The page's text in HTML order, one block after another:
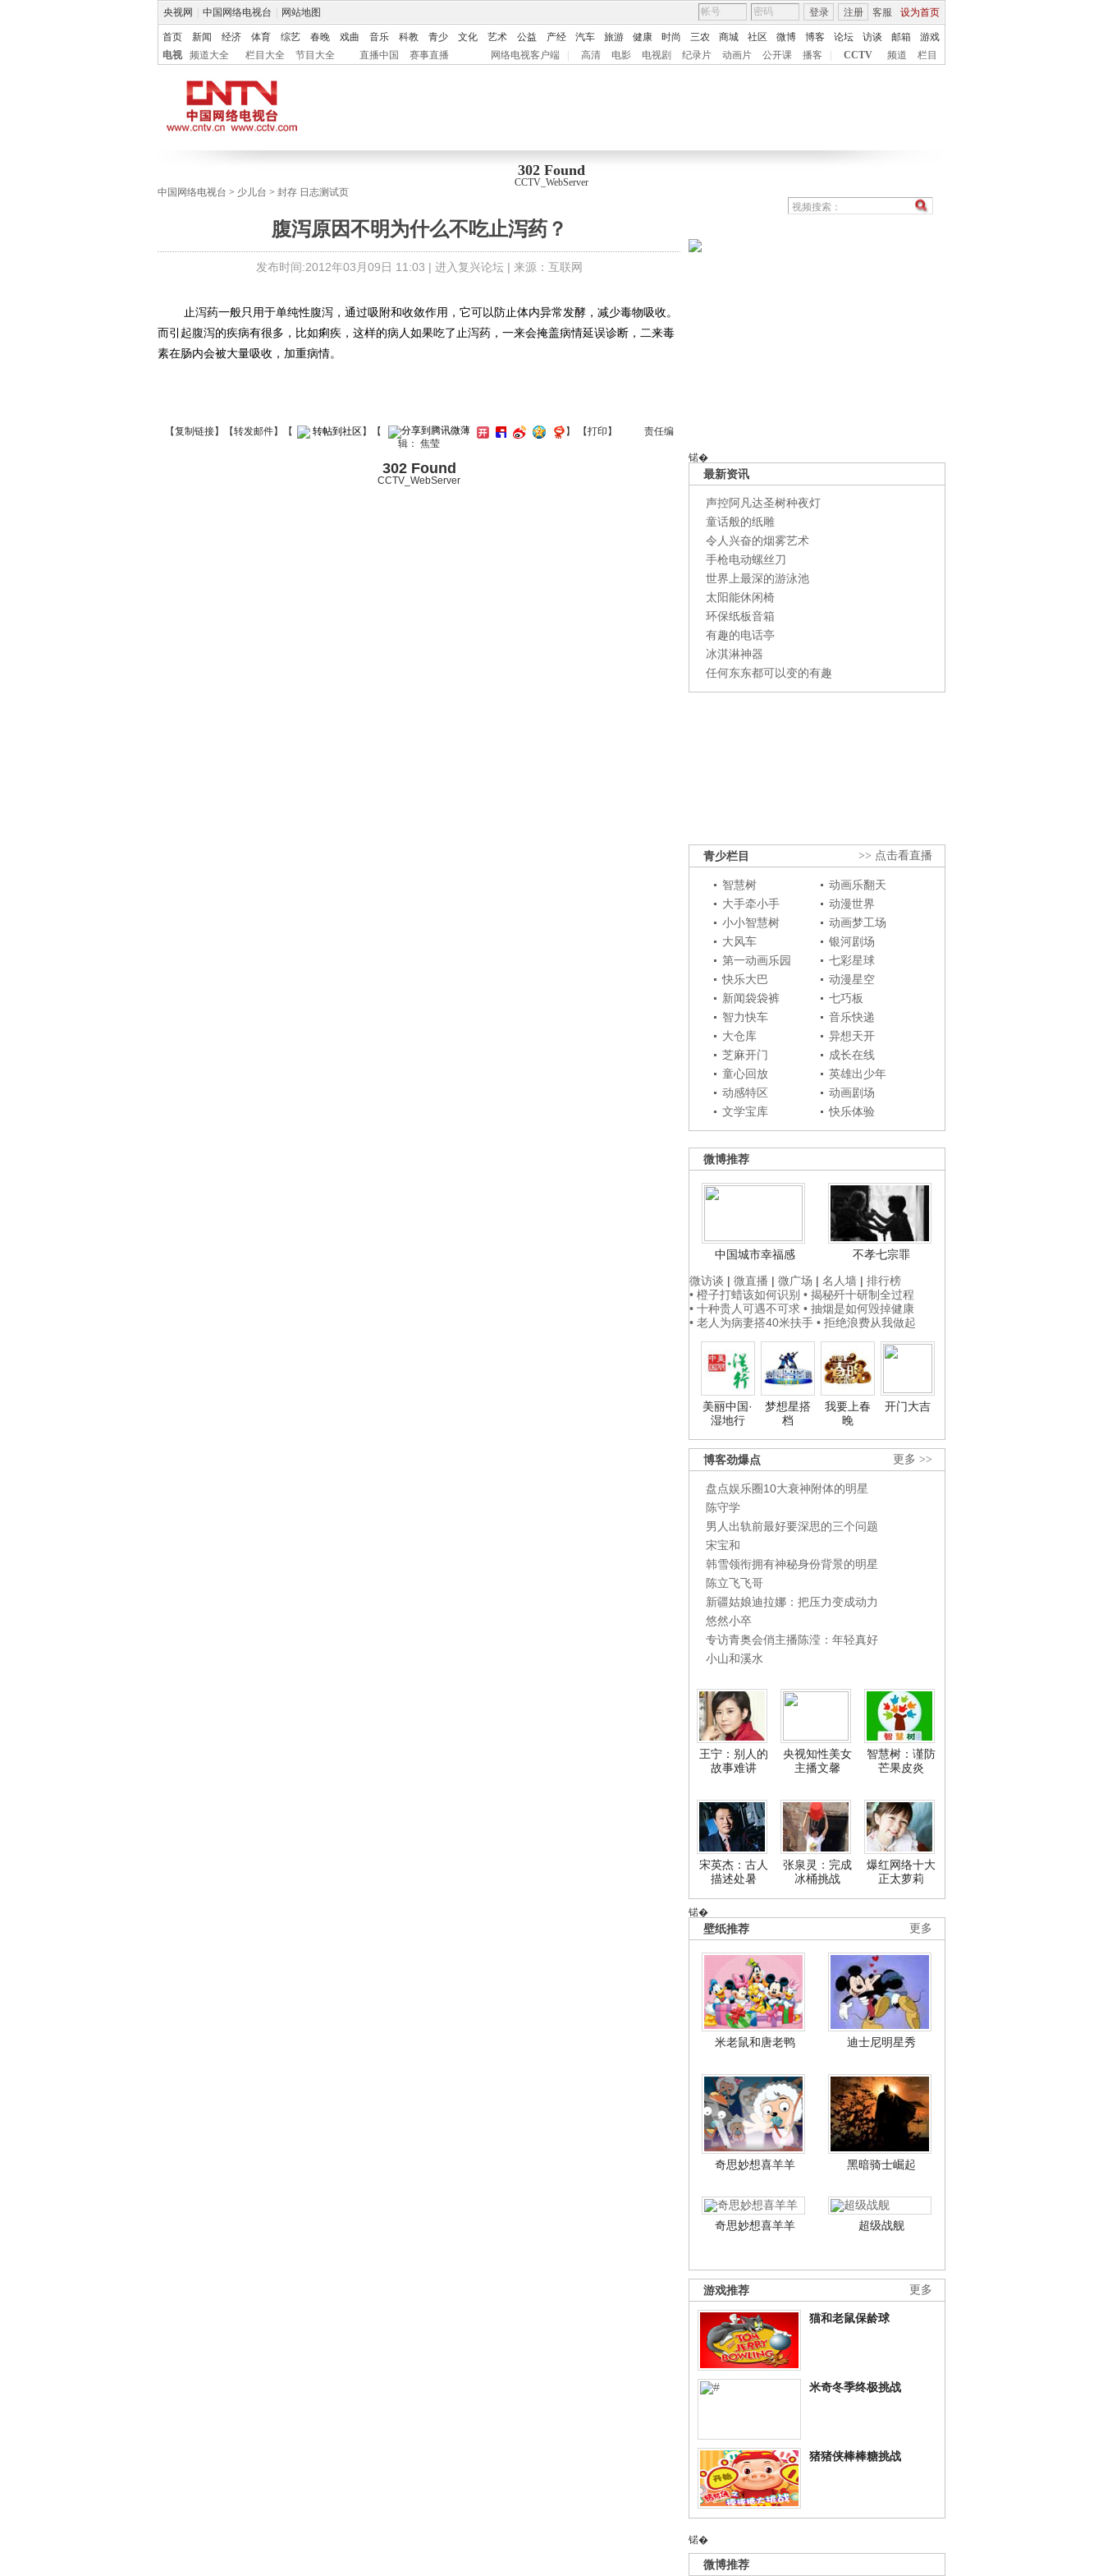
央视网 中国网络电视台 网站地图 客服 设为首页
登录 注册
首页 新闻 经济 体育 综艺 春晚 戏曲 音乐 科教 青少 文化 艺术 公益 产经 汽车 旅游 健康 时尚 三农 商城 社区 微博 博客 论坛 访谈 邮箱
游戏
电视
频道大全 栏目大全 节目大全 直播中国 赛事直播 网络电视客户端 高清 电影 电视剧 纪录片 动画片 公开课 播客 CCTV 频道 栏目
302 Found
CCTV_WebServer
中国网络电视台 > 少儿台 > 封存 日志测试页
锘�
最新资讯
声控阿凡达圣树种夜灯
童话般的纸雕
令人兴奋的烟雾艺术
手枪电动螺丝刀
世界上最深的游泳池
太阳能休闲椅
环保纸板音箱
有趣的电话亭
冰淇淋神器
任何东东都可以变的有趣
>> 点击看直播
青少栏目
智慧树
动画乐翻天
大手牵小手
动漫世界
小小智慧树
动画梦工场
大风车
银河剧场
第一动画乐园
七彩星球
快乐大巴
动漫星空
新闻袋袋裤
七巧板
智力快车
音乐快递
大仓库
异想天开
芝麻开门
成长在线
童心回放
英雄出少年
动感特区
动画剧场
文学宝库
快乐体验
微博推荐
中国城市幸福感
不孝七宗罪
微访谈 | 微直播 | 微广场 | 名人墙 | 排行榜
• 橙子打蜡该如何识别 • 揭秘歼十研制全过程
• 十种贵人可遇不可求 • 抽烟是如何毁掉健康
• 老人为病妻搭40米扶手 • 拒绝浪费从我做起
美丽中国·
湿地行
梦想星搭
档
我要上春
晚
开门大吉
更多 >>
博客劲爆点
盘点娱乐圈10大衰神附体的明星
陈守学
男人出轨前最好要深思的三个问题
宋宝和
韩雪领衔拥有神秘身份背景的明星
陈立飞飞哥
新疆姑娘迪拉娜：把压力变成动力
悠然小卒
专访青奥会俏主播陈滢：年轻真好
小山和溪水
王宁：别人的
故事难讲
央视知性美女
主播文馨
智慧树：谨防
芒果皮炎
宋英杰：古人
描述处暑
张泉灵：完成
冰桶挑战
爆红网络十大
正太萝莉
锘�
更多
壁纸推荐
米老鼠和唐老鸭 迪士尼明星秀
奇思妙想喜羊羊 黑暗骑士崛起
奇思妙想喜羊羊 超级战舰
更多
游戏推荐
猫和老鼠保龄球
米奇冬季终极挑战
猪猪侠棒棒糖挑战
锘�
微博推荐
腹泻原因不明为什么不吃止泻药？
发布时间:2012年03月09日 11:03 | 进入复兴论坛| 来源： 互联网
止泻药一般只用于单纯性腹泻，通过吸附和收敛作用，它可以防止体内异常发酵，减少毒物吸收。
而引起腹泻的疾病有很多，比如痢疾，这样的病人如果吃了止泻药，一来会掩盖病情延误诊断，二来毒
素在肠内会被大量吸收，加重病情。
【复制链接】【转发邮件】 【 转帖到社区 】【 】 【打印 】
责任编
辑： 焦莹
302 Found
CCTV_WebServer